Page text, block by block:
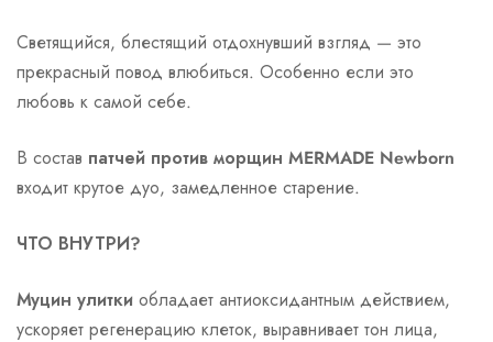
Светящийся, блестящий отдохнувший взгляд — это
прекрасный повод влюбиться. Особенно если это
любовь к самой себе.
В состав патчей против морщин MERMADE Newborn
входит крутое дуо, замедленное старение.
ЧТО ВНУТРИ?
Муцин улитки обладает антиоксидантным действием,
ускоряет регенерацию клеток, выравнивает тон лица,